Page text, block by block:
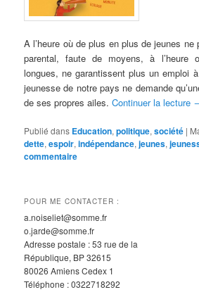
A l’heure où de plus en plus de jeunes
parental, faute de moyens, à l’heure
longues, ne garantissent plus un emploi
jeunesse de notre pays ne demande
de ses propres ailes.Continuer la lecture
Publié dans Education,politique,société |
dette,espoir,indépendance,jeunes,
commentaire
POUR ME CONTACTER :
a.noiseliet@somme.fr
o.jarde@somme.fr
Adresse postale : 53 rue de la
République, BP 32615
80026 Amiens Cedex 1
Téléphone : 0322718292